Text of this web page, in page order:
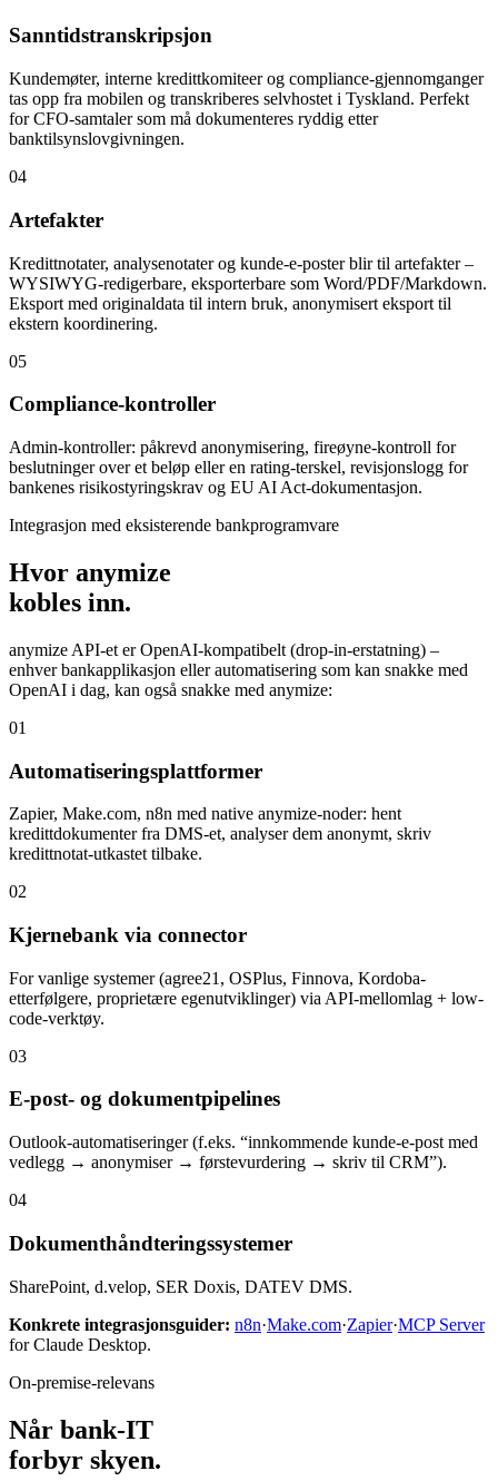
Sanntidstranskripsjon
Kundemøter, interne kredittkomiteer og compliance-gjennomganger
tas opp fra mobilen og transkriberes selvhostet i Tyskland. Perfekt
for CFO-samtaler som må dokumenteres ryddig etter
banktilsynslovgivningen.
04
Artefakter
Kredittnotater, analysenotater og kunde-e-poster blir til artefakter –
WYSIWYG-redigerbare, eksporterbare som Word/PDF/Markdown.
Eksport med originaldata til intern bruk, anonymisert eksport til
ekstern koordinering.
05
Compliance-kontroller
Admin-kontroller: påkrevd anonymisering, fireøyne-kontroll for
beslutninger over et beløp eller en rating-terskel, revisjonslogg for
bankenes risikostyringskrav og EU AI Act-dokumentasjon.
Integrasjon med eksisterende bankprogramvare
Hvor anymize
kobles inn.
anymize API-et er OpenAI-kompatibelt (drop-in-erstatning) –
enhver bankapplikasjon eller automatisering som kan snakke med
OpenAI i dag, kan også snakke med anymize:
01
Automatiseringsplattformer
Zapier, Make.com, n8n med native anymize-noder: hent
kredittdokumenter fra DMS-et, analyser dem anonymt, skriv
kredittnotat-utkastet tilbake.
02
Kjernebank via connector
For vanlige systemer (agree21, OSPlus, Finnova, Kordoba-
etterfølgere, proprietære egenutviklinger) via API-mellomlag + low-
code-verktøy.
03
E-post- og dokumentpipelines
Outlook-automatiseringer (f.eks. “innkommende kunde-e-post med
vedlegg → anonymiser → førstevurdering → skriv til CRM”).
04
Dokumenthåndteringssystemer
SharePoint, d.velop, SER Doxis, DATEV DMS.
Konkrete integrasjonsguider: n8n·Make.com·Zapier·MCP Server
for Claude Desktop.
On-premise-relevans
Når bank-IT
forbyr skyen.